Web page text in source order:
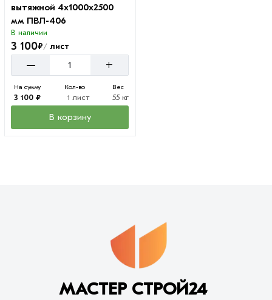
вытяжной 4х1000х2500
мм ПВЛ-406
В наличии
3 100₽/ лист
– +
На сумму
3 100 ₽
Кол-во
1 лист
Вес
55 кг
В корзину
МАСТЕР СТРОЙ24